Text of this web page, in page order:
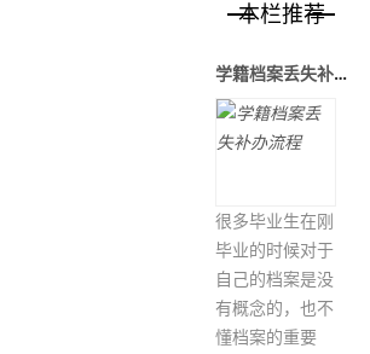
本栏推荐
学籍档案丢失补办流程
很多毕业生在刚
毕业的时候对于
自己的档案是没
有概念的，也不
懂档案的重要